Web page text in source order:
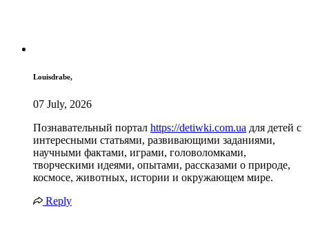
Louisdrabe,
07 July, 2026
Познавательный портал https://detiwki.com.ua для детей с
интересными статьями, развивающими заданиями,
научными фактами, играми, головоломками,
творческими идеями, опытами, рассказами о природе,
космосе, животных, истории и окружающем мире.
Reply